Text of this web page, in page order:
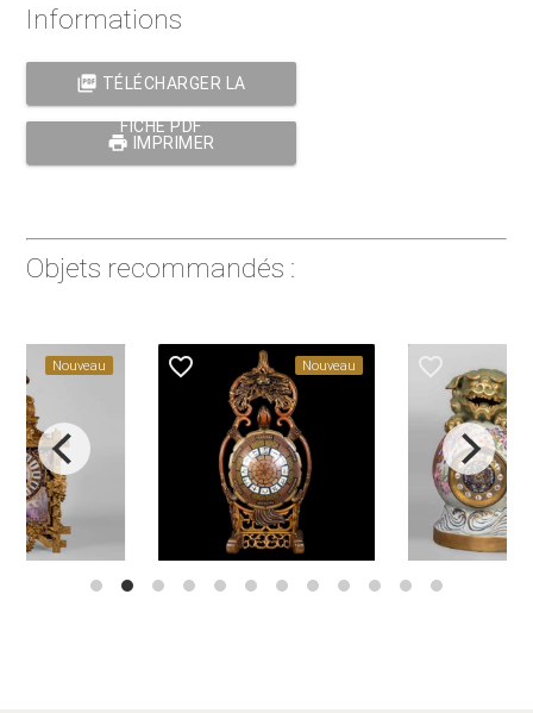
Informations
picture_as_pdf TÉLÉCHARGER LA
FICHE PDF
print IMPRIMER
Objets recommandés :
Nouveau favorite_border Nouveau favorite_border